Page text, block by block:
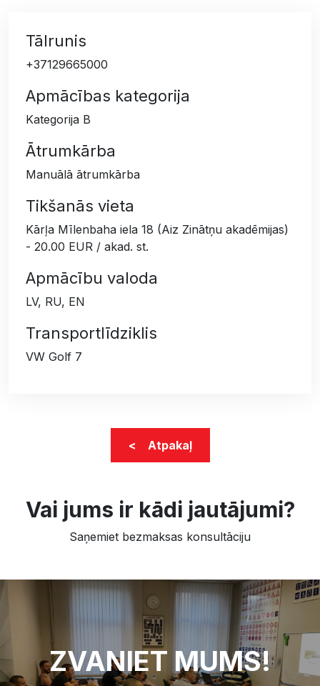
Tālrunis
+37129665000
Apmācības kategorija
Kategorija B
Ātrumkārba
Manuālā ātrumkārba
Tikšanās vieta
Kārļa Mīlenbaha iela 18 (Aiz Zinātņu akadēmijas)
- 20.00 EUR / akad. st.
Apmācību valoda
LV, RU, EN
Transportlīdziklis
VW Golf 7
< Atpakaļ
Vai jums ir kādi jautājumi?
Saņemiet bezmaksas konsultāciju
ZVANIET MUMS!